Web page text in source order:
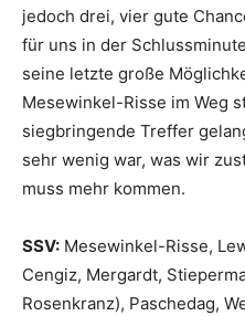
jedoch drei, vier gute
für uns in der
seine letzte große
Mesewinkel-Risse im Weg
siegbringende Treffer
sehr wenig war, was wir
muss mehr kommen.
SSV: Mesewinkel-Risse,
Cengiz, Mergardt,
Rosenkranz), Paschedag,